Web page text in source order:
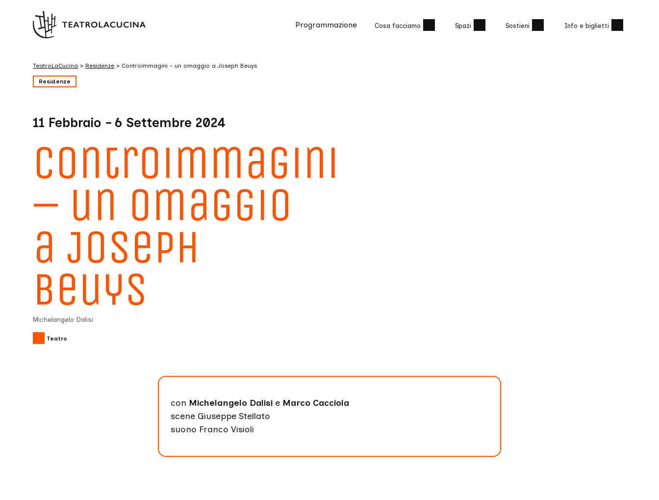
Programmazione Cosa facciamo Spazi Sostieni Info e biglietti
TeatroLaCucina > Residenze > Controimmagini – un omaggio a Joseph Beuys
Residenze
11 Febbraio – 6 Settembre 2024
Controimmagini
– un omaggio
a Joseph
Beuys
Michelangelo Dalisi
Teatro
con Michelangelo Dalisi e Marco Cacciola
scene Giuseppe Stellato
suono Franco Visioli